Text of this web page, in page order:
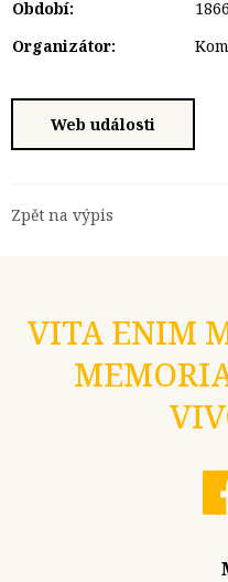
Období:
1866
Organizátor:
Web události
Zpět na výpis
VITA ENIM